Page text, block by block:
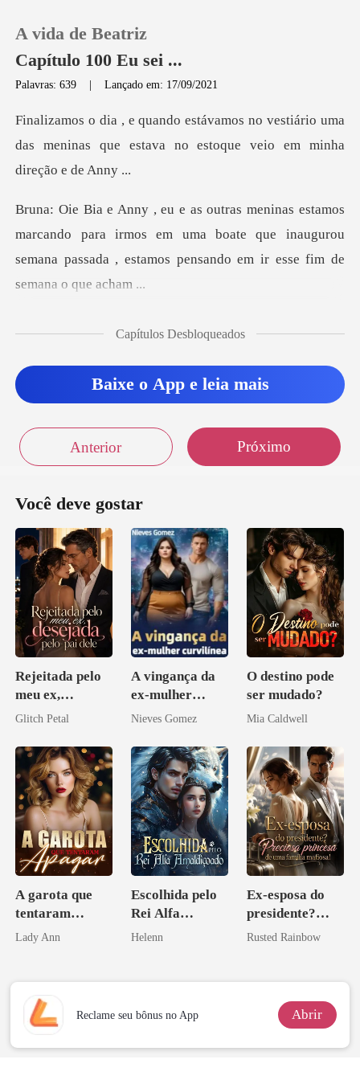
0
Loja
Histórico
Sair
A vida de Beatriz
Capítulo 100 Eu sei ...
Palavras: 639 |Lançado em: 17/09/2021
vestiário uma
das meninas que estava no
cando para irmos em uma boate que inaugurou
semana passada
gada , ma
Capítulos Desbloqueados
Baixe o App e leia mais
Anterior Próximo
Você deve gostar
Rejeitada pelo
meu ex,
desejada pelo
Glitch Petal
A vingança da
ex-mulher
curvilínea
Nieves Gomez
O destino pode
ser mudado?
Mia Caldwell
A garota que
tentaram
apagar
Lady Ann
Escolhida pelo
Rei Alfa
Amaldiçoado
Helenn
Ex-esposa do
presidente?
Preciosa
mafiosa!
Rusted Rainbow
Reclame seu bônus no App Abrir